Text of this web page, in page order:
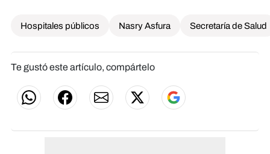
Hospitales públicos Nasry Asfura Secretaría de Salud
Te gustó este artículo, compártelo